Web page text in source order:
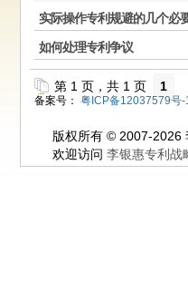
实际操作专利规避的几个必
如何处理专利争议
第 1 页，共 1 页 1
备案号： 粤ICP备12037579号-
版权所有 © 2007-2026
欢迎访问 李银惠专利战